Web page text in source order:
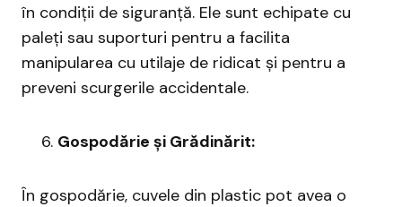
în condiții de siguranță. Ele sunt echipate cu
paleți sau suporturi pentru a facilita
manipularea cu utilaje de ridicat și pentru a
preveni scurgerile accidentale.
Gospodărie și Grădinărit:
În gospodărie, cuvele din plastic pot avea o